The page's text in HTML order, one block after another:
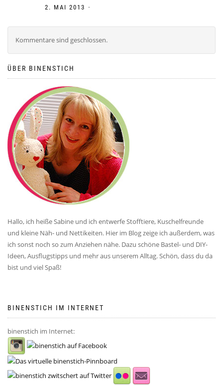
2. MAI 2013 -
Kommentare sind geschlossen.
ÜBER BINENSTICH
Hallo, ich heiße Sabine und ich entwerfe Stofftiere, Kuschelfreunde
und kleine Näh- und Nettikeiten. Hier im Blog zeige ich außerdem, was
ich sonst noch so zum Anziehen nähe. Dazu schöne Bastel- und DIY-
Ideen, Ausflugstipps und mehr aus unserem Alltag. Schön, dass du da
bist und viel Spaß!
BINENSTICH IM INTERNET
binenstich im Internet: